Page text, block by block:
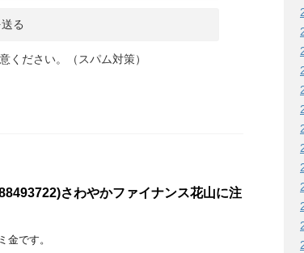
ください。（スパム対策）
さわやかファイナンス花山に注
金です。